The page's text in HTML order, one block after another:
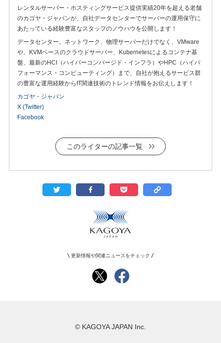
レンタルサーバー・ホスティングサービス提供実績20年を超える老舗
のカゴヤ・ジャパンが、自社データセンターでサーバーの運用保守に
あたっている経験豊富なスタッフのノウハウを公開します！
データセンター、ネットワーク、物理サーバーだけでなく、VMware
や、KVMベースのクラウドサーバー、Kubernetesによるコンテナ基
盤、最新のHCI（ハイパーコンバージド・インフラ）やHPC（ハイパ
フォーマンス・コンピューティング）まで、自社が抱えるサービス群
の豊富な運用経験からIT関連技術のトレンド情報をお伝えします！
カゴヤ・ジャパン
X (Twitter)
Facebook
このライターの記事一覧
更新情報や関連ニュースをチェック
© KAGOYA JAPAN Inc.